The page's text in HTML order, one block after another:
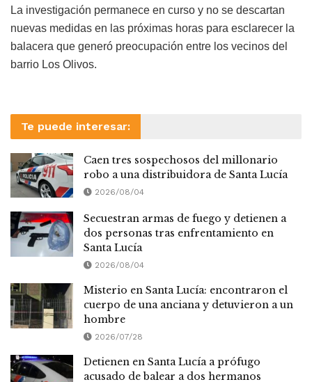
La investigación permanece en curso y no se descartan
nuevas medidas en las próximas horas para esclarecer la
balacera que generó preocupación entre los vecinos del
barrio Los Olivos.
Te puede interesar:
Caen tres sospechosos del millonario
robo a una distribuidora de Santa Lucía
2026/08/04
Secuestran armas de fuego y detienen a
dos personas tras enfrentamiento en
Santa Lucía
2026/08/04
Misterio en Santa Lucía: encontraron el
cuerpo de una anciana y detuvieron a un
hombre
2026/07/28
Detienen en Santa Lucía a prófugo
acusado de balear a dos hermanos